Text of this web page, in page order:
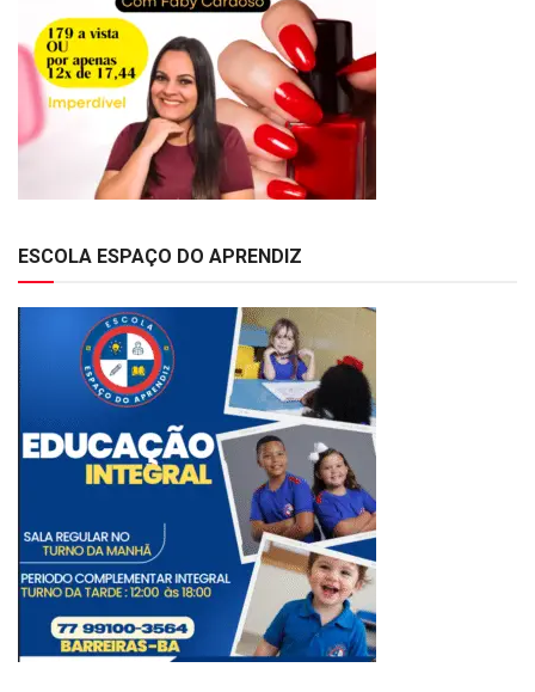
ESCOLA ESPAÇO DO APRENDIZ